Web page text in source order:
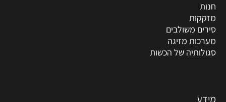
חנות
מזקקות
סירים משולבים
מערכות מזיגה
סגולותיה של הכשות
מידע